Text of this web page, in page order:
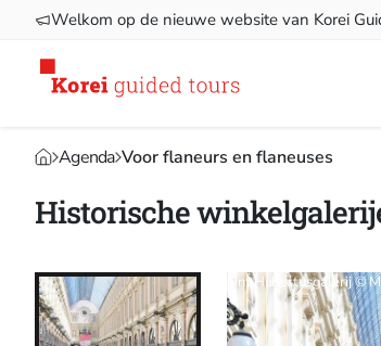
Welkom op de nieuwe website van Korei
Agenda Voor flaneurs en flaneuses
Historische
Sint Hubertusgalerij ©